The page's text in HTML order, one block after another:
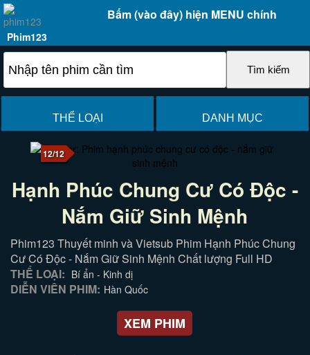
Bấm (vào đây) hiện MENU chính
Phim123
THỂ LOẠI DANH MỤC
12/12
Hạnh Phúc Chung Cư Có Độc -
Nắm Giữ Sinh Mệnh
Phim123 Thuyết minh và Vietsub Phim Hạnh Phúc Chung
Cư Có Độc - Nắm Giữ Sinh Mệnh Chất lượng Full HD
THỂ LOẠI: Bí ẩn - Kinh dị
DIỄN VIÊN PHIM: Hàn Quốc
XEM PHIM